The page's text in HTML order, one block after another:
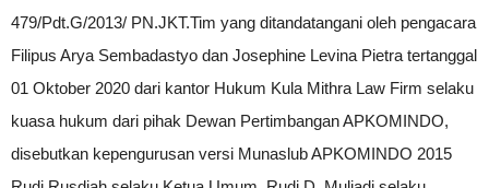
479/Pdt.G/2013/ PN.JKT.Tim yang ditandatangani oleh pengacara
Filipus Arya Sembadastyo dan Josephine Levina Pietra tertanggal
01 Oktober 2020 dari kantor Hukum Kula Mithra Law Firm selaku
kuasa hukum dari pihak Dewan Pertimbangan APKOMINDO,
disebutkan kepengurusan versi Munaslub APKOMINDO 2015